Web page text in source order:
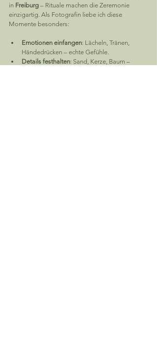
in Freiburg – Rituale machen die Zeremonie
einzigartig. Als Fotografin liebe ich diese
Momente besonders:
Emotionen einfangen: Lächeln, Tränen,
Händedrücken – echte Gefühle.
Details festhalten: Sand, Kerze, Baum –